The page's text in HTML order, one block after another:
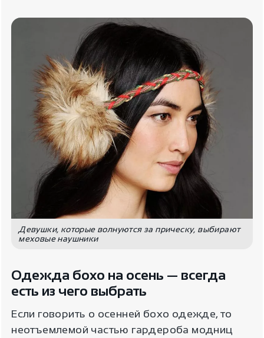
Девушки, которые волнуются за прическу, выбирают
меховые наушники
Одежда бохо на осень — всегда
есть из чего выбрать
Если говорить о осенней бохо одежде, то
неотъемлемой частью гардероба модниц